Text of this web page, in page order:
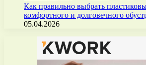
Как правильно выбрать
комфортного и долговечного
05.04.2026